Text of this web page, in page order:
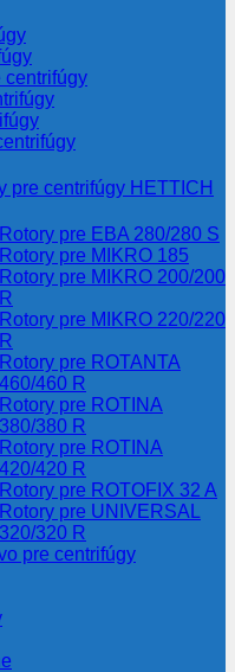
centrifúgy
pre centrifúgy HETTICH
Rotory pre EBA 280/280 S
Rotory pre MIKRO 185
Rotory pre MIKRO 200/200
R
Rotory pre MIKRO 220/220
R
Rotory pre ROTANTA
460/460 R
Rotory pre ROTINA
380/380 R
Rotory pre ROTINA
420/420 R
Rotory pre ROTOFIX 32 A
Rotory pre UNIVERSAL
320/320 R
pre centrifúgy